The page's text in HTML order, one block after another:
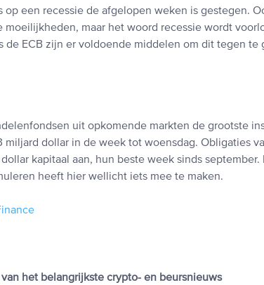
op een recessie de afgelopen weken is gestegen.
moeilijkheden, maar het woord recessie wordt
de ECB zijn er voldoende middelen om dit tegen te
uit opkomende markten de grootste
miljard dollar in de week tot woensdag. Obligaties
kapitaal aan, hun beste week sinds september.
heeft hier wellicht iets mee te maken.
het belangrijkste crypto- en beursnieuws